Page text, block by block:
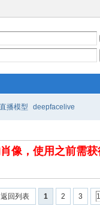
直播模型 deepfacelive
像，使用之前需
1 2 3
返回列表